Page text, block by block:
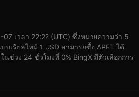
เวลา 22:22 (UTC) ซึ่งหมายความว่า 5
เรียลไทม์ 1 USD สามารถซื้อ APET ได้
ช่วง 24 ชั่วโมงที่ 0% BingX มีตัวเลือกการ